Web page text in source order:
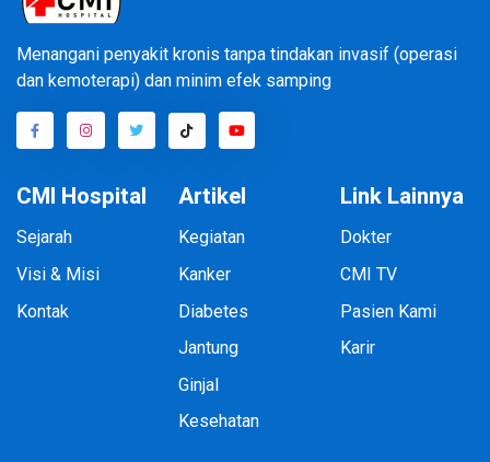
Menangani penyakit kronis tanpa tindakan invasif (operasi
dan kemoterapi) dan minim efek samping
CMI Hospital
Sejarah
Visi & Misi
Kontak
Artikel
Kegiatan
Kanker
Diabetes
Jantung
Ginjal
Kesehatan
Link Lainnya
Dokter
CMI TV
Pasien Kami
Karir